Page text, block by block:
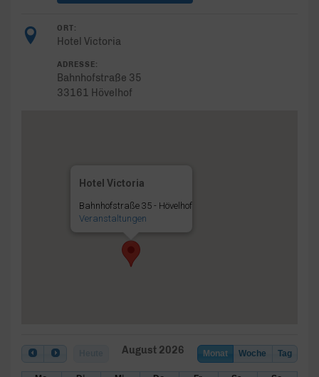
ORT:
Hotel Victoria
ADRESSE:
Bahnhofstraße 35
33161 Hövelhof
Hotel Victoria
Bahnhofstraße 35 - Hövelhof
Veranstaltungen
Monat Woche Tag
August 2026